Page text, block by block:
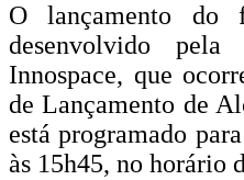
O lançamento do
desenvolvido pela
Innospace, que
de Lançamento de
está programado
às 15h45, no horário